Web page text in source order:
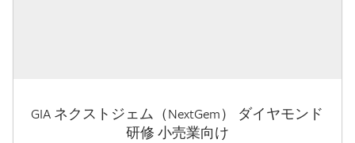
GIA ネクストジェム（NextGem） ダイヤモンド
研修 小売業向け